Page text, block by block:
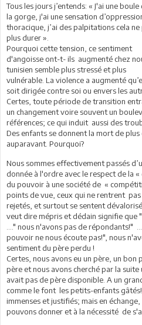
Tous les jours j’entends: « J'ai une boule
la gorge, j'ai une sensation
thoracique, j’ai des palpitations cela ne
plus durer ».
Pourquoi cette tension, ce sentiment
d'angoisse ont-t- ils augmenté chez
tunisien semble plus stressé et plus
vulnérable. La violence a augmenté
soit dirigée contre soi ou envers les
Certes, toute période de transition
un changement voire souvent un
références; ce qui induit aussi des
Des enfants se donnent la mort de plus
auparavant. Pourquoi?
Nous sommes effectivement passés
donnée à l'ordre avec le respect de la
du pouvoir à une société de «
points de vue, ceux qui ne rentrent
rejetés, et surtout se sentent
veut dire mépris et dédain signifie que
...." nous n'avons pas de répondants!"
pouvoir ne nous écoute pas!", nous
sentiment du père perdu !
Certes, nous avons eu un père, un bon
père et nous avons cherché par la
avait pas de père disponible. A un
comme le font les petits-enfants
immenses et justifiés; mais en
pouvons donner et à la nécessité de